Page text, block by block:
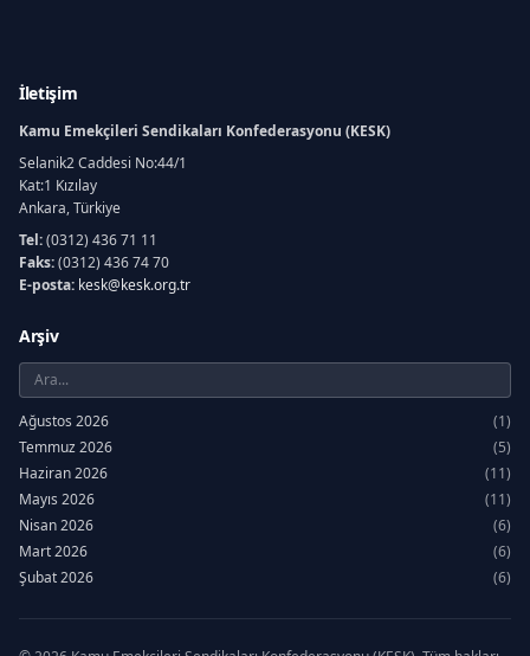
İletişim
Kamu Emekçileri Sendikaları Konfederasyonu (KESK)
Selanik2 Caddesi No:44/1
Kat:1 Kızılay
Ankara, Türkiye
Tel:(0312) 436 71 11
Faks:(0312) 436 74 70
E-posta: kesk@kesk.org.tr
Arşiv
Ağustos 2026
(1)
Temmuz 2026
(5)
Haziran 2026
(11)
Mayıs 2026
(11)
Nisan 2026
(6)
Mart 2026
(6)
Şubat 2026
(6)